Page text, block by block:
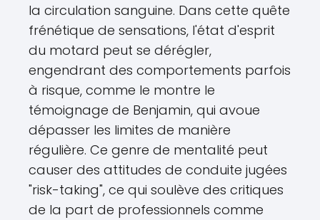
la circulation sanguine. Dans cette quête
frénétique de sensations, l'état d'esprit
du motard peut se dérégler,
engendrant des comportements parfois
à risque, comme le montre le
témoignage de Benjamin, qui avoue
dépasser les limites de manière
régulière. Ce genre de mentalité peut
causer des attitudes de conduite jugées
"risk-taking", ce qui soulève des critiques
de la part de professionnels comme